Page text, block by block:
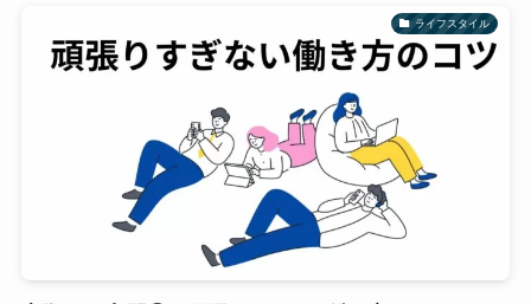
ライフスタイル